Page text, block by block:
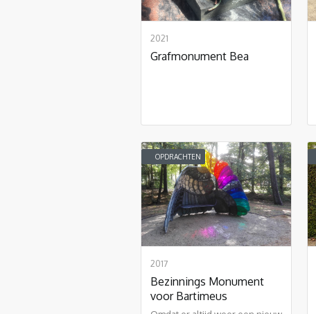
2021
Grafmonument Bea
OPDRACHTEN
2017
Bezinnings Monument
voor Bartimeus